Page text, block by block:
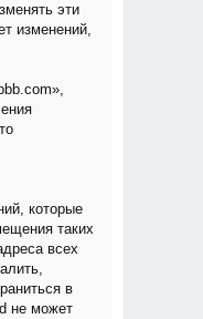
эти
изменений,
которые
таких
всех
в
не может